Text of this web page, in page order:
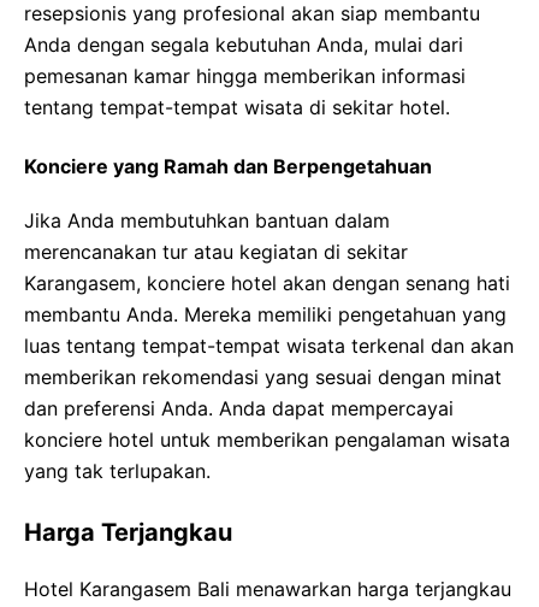
resepsionis yang profesional akan siap membantu
Anda dengan segala kebutuhan Anda, mulai dari
pemesanan kamar hingga memberikan informasi
tentang tempat-tempat wisata di sekitar hotel.
Konciere yang Ramah dan Berpengetahuan
Jika Anda membutuhkan bantuan dalam
merencanakan tur atau kegiatan di sekitar
Karangasem, konciere hotel akan dengan senang hati
membantu Anda. Mereka memiliki pengetahuan yang
luas tentang tempat-tempat wisata terkenal dan akan
memberikan rekomendasi yang sesuai dengan minat
dan preferensi Anda. Anda dapat mempercayai
konciere hotel untuk memberikan pengalaman wisata
yang tak terlupakan.
Harga Terjangkau
Hotel Karangasem Bali menawarkan harga terjangkau